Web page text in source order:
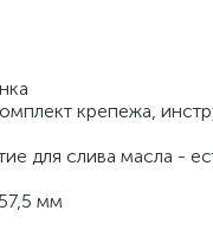
крепежа,
слива масла -
мм